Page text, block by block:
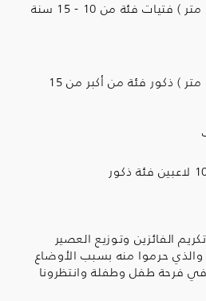
■ نتائج سباق الجري (100 متر ) ذكور فئة من أكبر من 15
الفائزين وتوزيع العصير
حرموا منه بسبب الأوضاع
في فرحة طفل وطفلة وانتظرونا